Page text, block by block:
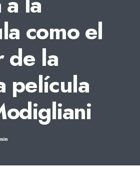
como el
de la
película